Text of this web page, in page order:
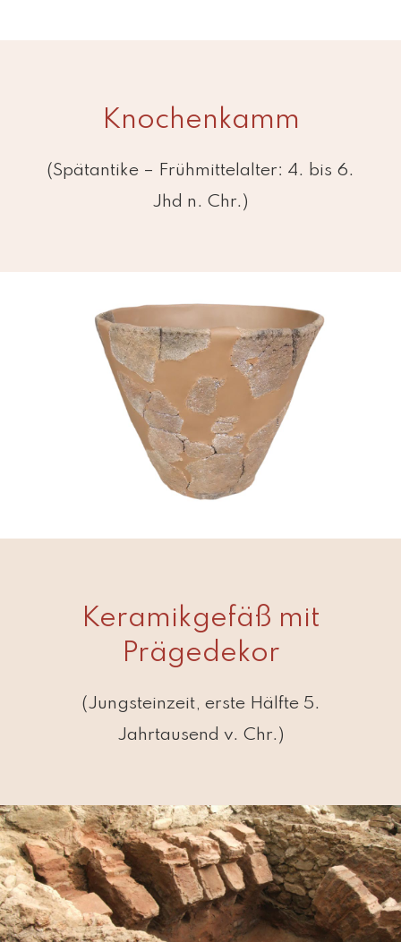
Knochenkamm
(Spätantike – Frühmittelalter: 4. bis 6.
Jhd n. Chr.)
Keramikgefäß mit
Prägedekor
(Jungsteinzeit, erste Hälfte 5.
Jahrtausend v. Chr.)